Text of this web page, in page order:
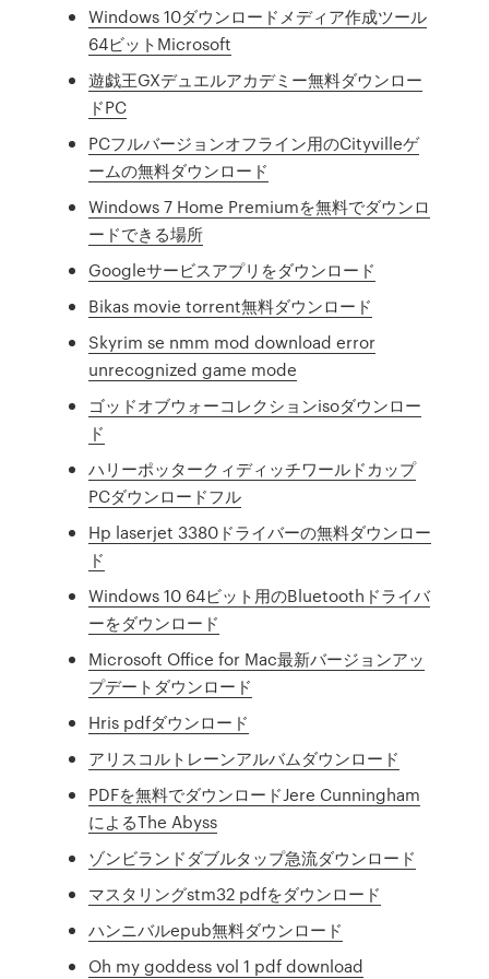
Windows 10ダウンロードメディア作成ツール
64ビットMicrosoft
遊戯王GXデュエルアカデミー無料ダウンロー
ドPC
PCフルバージョンオフライン用のCityvilleゲ
ームの無料ダウンロード
Windows 7 Home Premiumを無料でダウンロ
ードできる場所
Googleサービスアプリをダウンロード
Bikas movie torrent無料ダウンロード
Skyrim se nmm mod download error
unrecognized game mode
ゴッドオブウォーコレクションisoダウンロー
ド
ハリーポッタークィディッチワールドカップ
PCダウンロードフル
Hp laserjet 3380ドライバーの無料ダウンロー
ド
Windows 10 64ビット用のBluetoothドライバ
ーをダウンロード
Microsoft Office for Mac最新バージョンアッ
プデートダウンロード
Hris pdfダウンロード
アリスコルトレーンアルバムダウンロード
PDFを無料でダウンロードJere Cunningham
によるThe Abyss
ゾンビランドダブルタップ急流ダウンロード
マスタリングstm32 pdfをダウンロード
ハンニバルepub無料ダウンロード
Oh my goddess vol 1 pdf download